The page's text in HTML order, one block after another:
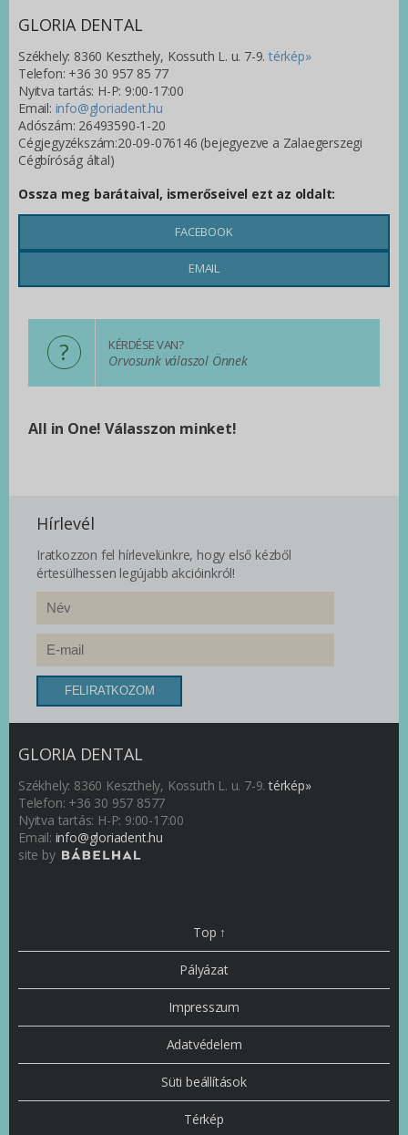
GLORIA DENTAL
Székhely: 8360 Keszthely, Kossuth L. u. 7-9.térkép»
Telefon: +36 30 957 85 77
Nyitva tartás: H-P: 9:00-17:00
Email: info@gloriadent.hu
Adószám: 26493590-1-20
Cégjegyzékszám:20-09-076146 (bejegyezve a Zalaegerszegi
Cégbíróság által)
Ossza meg barátaival, ismerőseivel ezt az oldalt:
FACEBOOK
EMAIL
? KÉRDÉSE VAN?
Orvosunk válaszol Önnek
All in One! Válasszon minket!
Hírlevél
Iratkozzon fel hírlevelünkre, hogy első kézből
értesülhessen legújabb akcióinkról!
GLORIA DENTAL
Székhely: 8360 Keszthely, Kossuth L. u. 7-9.térkép»
Telefon: +36 30 957 8577
Nyitva tartás: H-P: 9:00-17:00
Email: info@gloriadent.hu
site by
Top ↑
Pályázat
Impresszum
Adatvédelem
Süti beállítások
Térkép